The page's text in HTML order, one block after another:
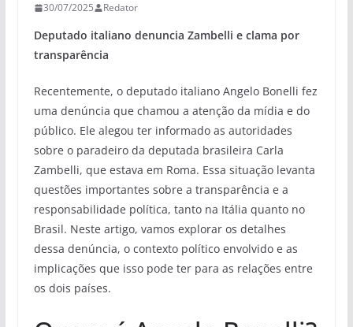
30/07/2025 Redator
Deputado italiano denuncia Zambelli e clama por
transparência
Recentemente, o deputado italiano Angelo Bonelli fez
uma denúncia que chamou a atenção da mídia e do
público. Ele alegou ter informado as autoridades
sobre o paradeiro da deputada brasileira Carla
Zambelli, que estava em Roma. Essa situação levanta
questões importantes sobre a transparência e a
responsabilidade política, tanto na Itália quanto no
Brasil. Neste artigo, vamos explorar os detalhes
dessa denúncia, o contexto político envolvido e as
implicações que isso pode ter para as relações entre
os dois países.